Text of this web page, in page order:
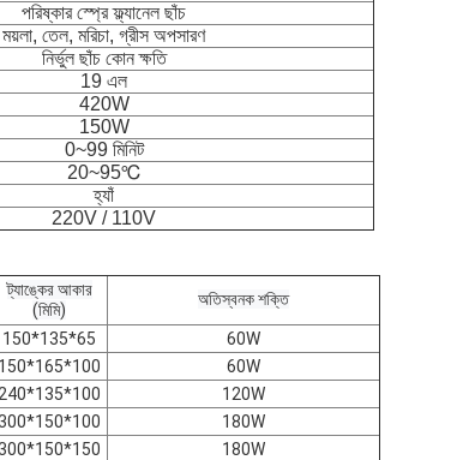
পরিষ্কার স্প্রে ফ্ল্যানেল ছাঁচ
ময়লা, তেল, মরিচা, গ্রীস অপসারণ
নির্ভুল ছাঁচ কোন ক্ষতি
19 এল
420W
150W
0~99 মিনিট
20~95℃
হ্যাঁ
220V / 110V
ট্যাঙ্কের আকার
(মিমি)
অতিস্বনক শক্তি
150*135*65
60W
150*165*100
60W
240*135*100
120W
180W
180W